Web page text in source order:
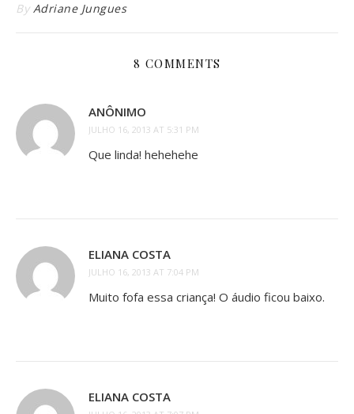
By Adriane Jungues
8 COMMENTS
ANÔNIMO
JULHO 16, 2013 AT 5:31 PM
Que linda! hehehehe
ELIANA COSTA
JULHO 16, 2013 AT 7:04 PM
Muito fofa essa criança! O áudio ficou baixo.
ELIANA COSTA